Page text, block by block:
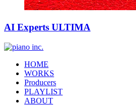
AI Experts ULTIMA
HOME
WORKS
Producers
PLAYLIST
ABOUT